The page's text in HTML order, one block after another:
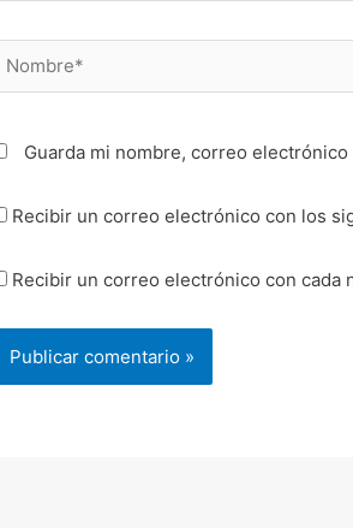
Nombre*
Guarda mi nombre, correo
Recibir un correo electrónico con los
Recibir un correo electrónico con cada